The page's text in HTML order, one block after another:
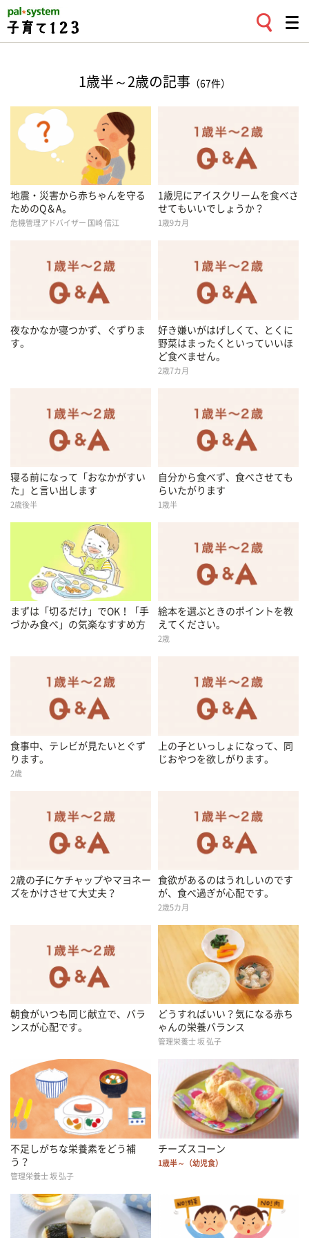
1歳半～2歳の記事 （67件）
地震・災害から赤ちゃんを守る
ためのQ＆A。
危機管理アドバイザー 国崎 信江
1歳児にアイスクリームを食べさ
せてもいいでしょうか？
1歳9カ月
夜なかなか寝つかず、ぐずりま
す。
好き嫌いがはげしくて、とくに
野菜はまったくといっていいほ
ど食べません。
2歳7カ月
寝る前になって「おなかがすい
た」と言い出します
2歳後半
自分から食べず、食べさせても
らいたがります
1歳半
まずは「切るだけ」でOK！「手
づかみ食べ」の気楽なすすめ方
絵本を選ぶときのポイントを教
えてください。
2歳
食事中、テレビが見たいとぐず
ります。
2歳
上の子といっしょになって、同
じおやつを欲しがります。
2歳の子にケチャップやマヨネー
ズをかけさせて大丈夫？
食欲があるのはうれしいのです
が、食べ過ぎが心配です。
2歳5カ月
朝食がいつも同じ献立で、バラ
ンスが心配です。
どうすればいい？気になる赤ち
ゃんの栄養バランス
管理栄養士 坂 弘子
不足しがちな栄養素をどう補
う？
管理栄養士 坂 弘子
チーズスコーン
1歳半～（幼児食）